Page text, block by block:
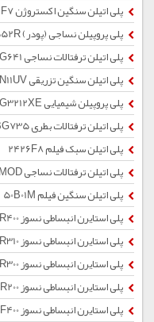
پلی اتیلن سنگین اکستروژن 48BF7
پلی پروپیلن نساجی (پودر) HP552R
پلی اتیلن ترفتالات نساجی HomBright TG641
پلی اتیلن سنگین تزریقی 62N11UV
پلی پروپیلن شیمیایی RG3212XE
پلی اتیلن ترفتالات بطری BG735
پلی اتیلن سبک فیلم 2426F8
پلی اتیلن ترفتالات نساجی TG641 MOD
پلی اتیلن سنگین فیلم 50B01M
پلی استایرن انبساطی نسوز R400
پلی استایرن انبساطی نسوز R310
پلی استایرن انبساطی نسوز R300
پلی استایرن انبساطی نسوز R200
پلی استایرن انبساطی نسوز F400